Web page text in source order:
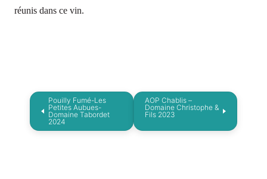
réunis dans ce vin.
Pouilly Fumé-Les
Petites Aubues-
Domaine Tabordet
2024
AOP Chablis –
Domaine Christophe &
Fils 2023